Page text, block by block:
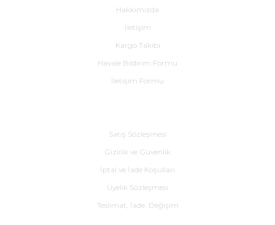
Hakkımızda
İletişim
Kargo Takibi
Havale Bildirim Formu
İletişim Formu
Satış Sözleşmesi
Gizlilik ve Güvenlik
İptal ve İade Koşulları
Üyelik Sözleşmesi
Teslimat, İade, Değişim